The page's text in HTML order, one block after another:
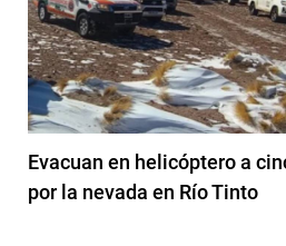
Evacuan en helicóptero a
por la nevada en Río Tinto